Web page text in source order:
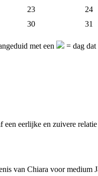
23
24
30 31
met een = dag
een eerlijke en zuivere